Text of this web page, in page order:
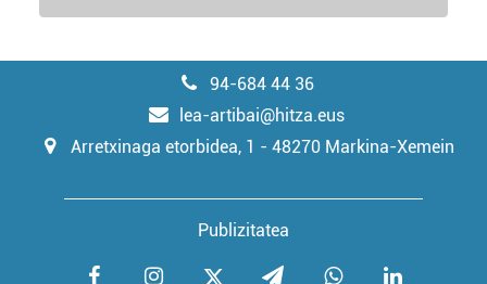
94-684 44 36
lea-artibai@hitza.eus
Arretxinaga etorbidea, 1 - 48270 Markina-Xemein
Publizitatea